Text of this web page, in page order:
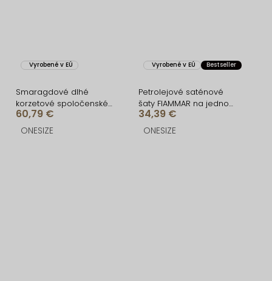
Vyrobené v EÚ
Smaragdové dlhé
korzetové spoločenské
šaty ALITAN s rázporkom
60,79 €
ONESIZE
Vyrobené v EÚ Bestseller
Petrolejové saténové
šaty FIAMMAR na jedno
rameno
34,39 €
ONESIZE